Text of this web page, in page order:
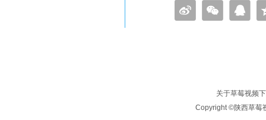
品牌简介
关于草莓视频
Copyright ©陕西草莓